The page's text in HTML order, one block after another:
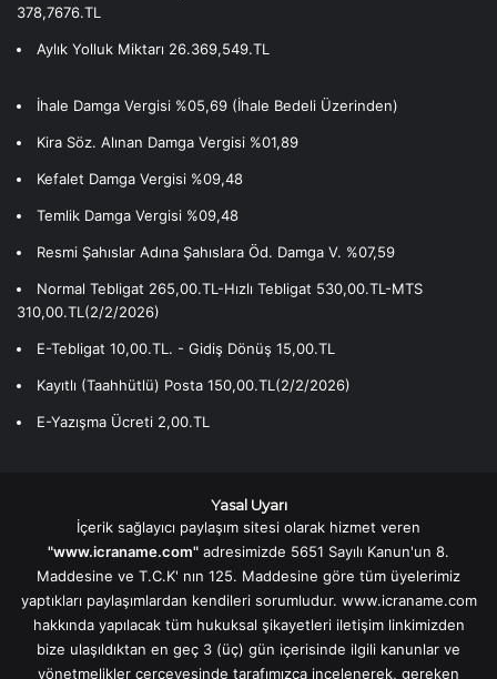
378,7676.TL
Aylık Yolluk Miktarı 26.369,549.TL
İhale Damga Vergisi %05,69 (İhale Bedeli Üzerinden)
Kira Söz. Alınan Damga Vergisi %01,89
Kefalet Damga Vergisi %09,48
Temlik Damga Vergisi %09,48
Resmi Şahıslar Adına Şahıslara Öd. Damga V. %07,59
Normal Tebligat 265,00.TL-Hızlı Tebligat 530,00.TL-MTS
310,00.TL(2/2/2026)
E-Tebligat 10,00.TL. - Gidiş Dönüş 15,00.TL
Kayıtlı (Taahhütlü) Posta 150,00.TL(2/2/2026)
E-Yazışma Ücreti 2,00.TL
Yasal Uyarı
İçerik sağlayıcı paylaşım sitesi olarak hizmet veren
"www.icraname.com" adresimizde 5651 Sayılı Kanun'un 8.
Maddesine ve T.C.K' nın 125. Maddesine göre tüm üyelerimiz
yaptıkları paylaşımlardan kendileri sorumludur. www.icraname.com
hakkında yapılacak tüm hukuksal şikayetleri iletişim linkimizden
bize ulaşıldıktan en geç 3 (üç) gün içerisinde ilgili kanunlar ve
yönetmelikler çerçevesinde tarafımızca incelenerek, gereken